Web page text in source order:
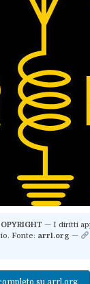
— I diritti
Fonte: arrl.org —
su arrl.org